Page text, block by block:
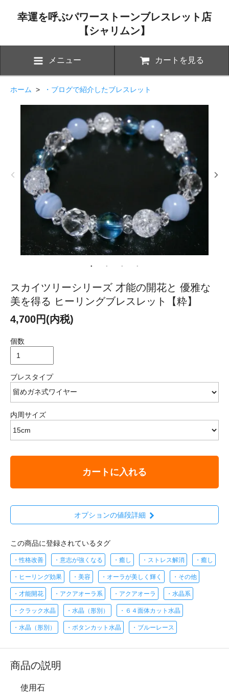
幸運を呼ぶパワーストーンブレスレット店
【シャリムン】
メニュー カートを見る
ホーム > ・ブログで紹介したブレスレット
スカイツリーシリーズ 才能の開花と 優雅な
美を得る ヒーリングブレスレット【粋】
4,700円(内税)
個数
ブレスタイプ
内周サイズ
カートに入れる
オプションの値段詳細
この商品に登録されているタグ
・性格改善 ・意志が強くなる ・癒し ・ストレス解消 ・癒し
・ヒーリング効果 ・美容 ・オーラが美しく輝く ・その他
・才能開花 ・アクアオーラ系 ・アクアオーラ ・水晶系
・クラック水晶 ・水晶（形別） ・６４面体カット水晶
・水晶（形別） ・ボタンカット水晶 ・ブルーレース
商品の説明
使用石